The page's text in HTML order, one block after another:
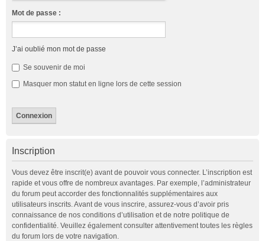
Mot de passe :
J’ai oublié mon mot de passe
Se souvenir de moi
Masquer mon statut en ligne lors de cette session
Inscription
Vous devez être inscrit(e) avant de pouvoir vous connecter. L’inscription est
rapide et vous offre de nombreux avantages. Par exemple, l’administrateur
du forum peut accorder des fonctionnalités supplémentaires aux
utilisateurs inscrits. Avant de vous inscrire, assurez-vous d’avoir pris
connaissance de nos conditions d’utilisation et de notre politique de
confidentialité. Veuillez également consulter attentivement toutes les règles
du forum lors de votre navigation.